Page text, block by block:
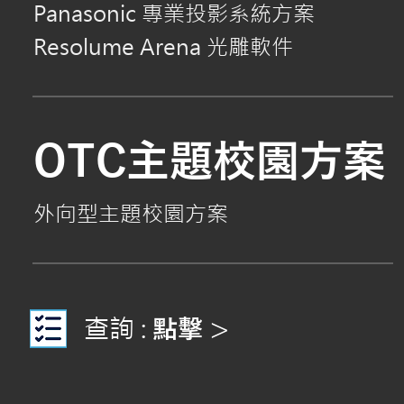
Panasonic 專業投影系統方案
Resolume Arena 光雕軟件
OTC主題校園方案
外向型主題校園方案
查詢 : 點擊 >